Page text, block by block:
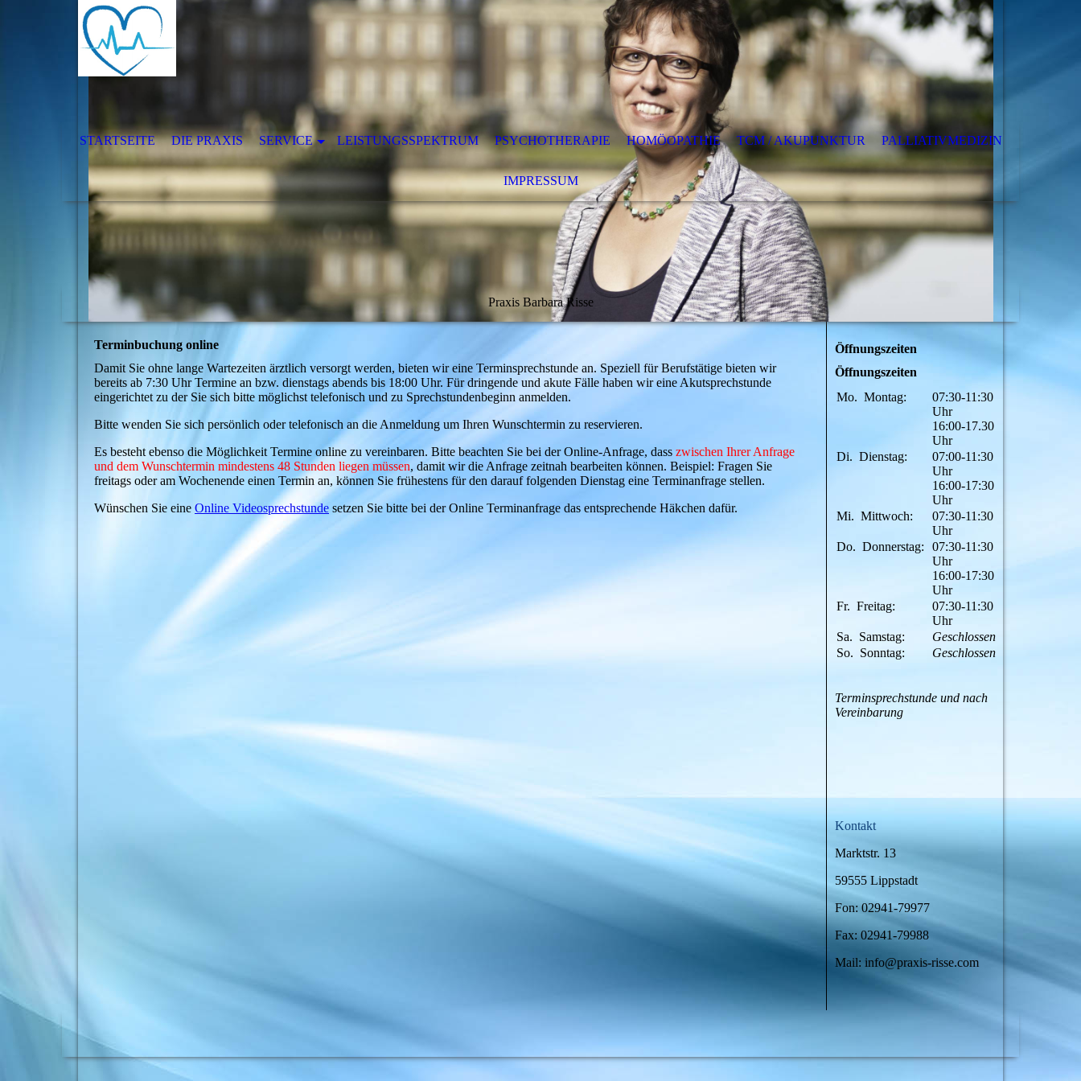
STARTSEITE DIE PRAXIS SERVICE LEISTUNGSSPEKTRUM PSYCHOTHERAPIE HOMÖOPATHIE TCM / AKUPUNKTUR PALLIATIVMEDIZIN
IMPRESSUM
Praxis Barbara Risse
Terminbuchung online
Damit Sie ohne lange Wartezeiten ärztlich versorgt werden, bieten wir eine Terminsprechstunde an. Speziell für Berufstätige bieten wir
bereits ab 7:30 Uhr Termine an bzw. dienstags abends bis 18:00 Uhr. Für dringende und akute Fälle haben wir eine Akutsprechstunde
eingerichtet zu der Sie sich bitte möglichst telefonisch und zu Sprechstundenbeginn anmelden.
Bitte wenden Sie sich persönlich oder telefonisch an die Anmeldung um Ihren Wunschtermin zu reservieren.
Es besteht ebenso die Möglichkeit Termine online zu vereinbaren. Bitte beachten Sie bei der Online-Anfrage, dass zwischen Ihrer Anfrage
und dem Wunschtermin mindestens 48 Stunden liegen müssen, damit wir die Anfrage zeitnah bearbeiten können. Beispiel: Fragen Sie
freitags oder am Wochenende einen Termin an, können Sie frühestens für den darauf folgenden Dienstag eine Terminanfrage stellen.
Wünschen Sie eine Online Videosprechstunde setzen Sie bitte bei der Online Terminanfrage das entsprechende Häkchen dafür.
Öffnungszeiten
Öffnungszeiten
Mo. Montag:
07:30-11:30
Uhr
16:00-17.30
Uhr
Di. Dienstag:
07:00-11:30
Uhr
16:00-17:30
Uhr
Mi. Mittwoch:
07:30-11:30
Uhr
Do. Donnerstag:
07:30-11:30
Uhr
16:00-17:30
Uhr
Fr. Freitag:
07:30-11:30
Uhr
Sa. Samstag:
Geschlossen
So. Sonntag: Geschlossen
Terminsprechstunde und nach
Vereinbarung
Kontakt
Marktstr. 13
59555 Lippstadt
Fon: 02941-79977
Fax: 02941-79988
Mail: info@praxis-risse.com